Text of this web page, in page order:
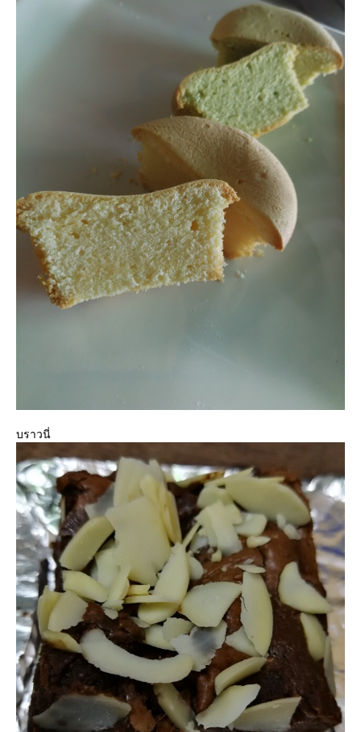
บราวนี่